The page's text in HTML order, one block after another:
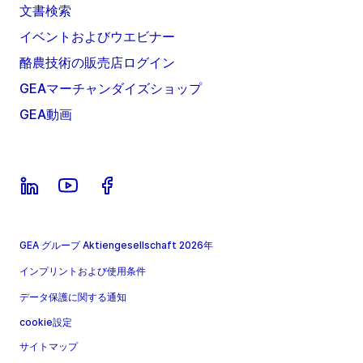
文書検索
イベントおよびウエビナー
酪農技術の販売店ログイン
GEAマーチャンダイズショップ
GEA動画
GEA グループ Aktiengesellschaft 2026年
インプリントおよび使用条件
データ保護に関する通知
cookie設定
サイトマップ